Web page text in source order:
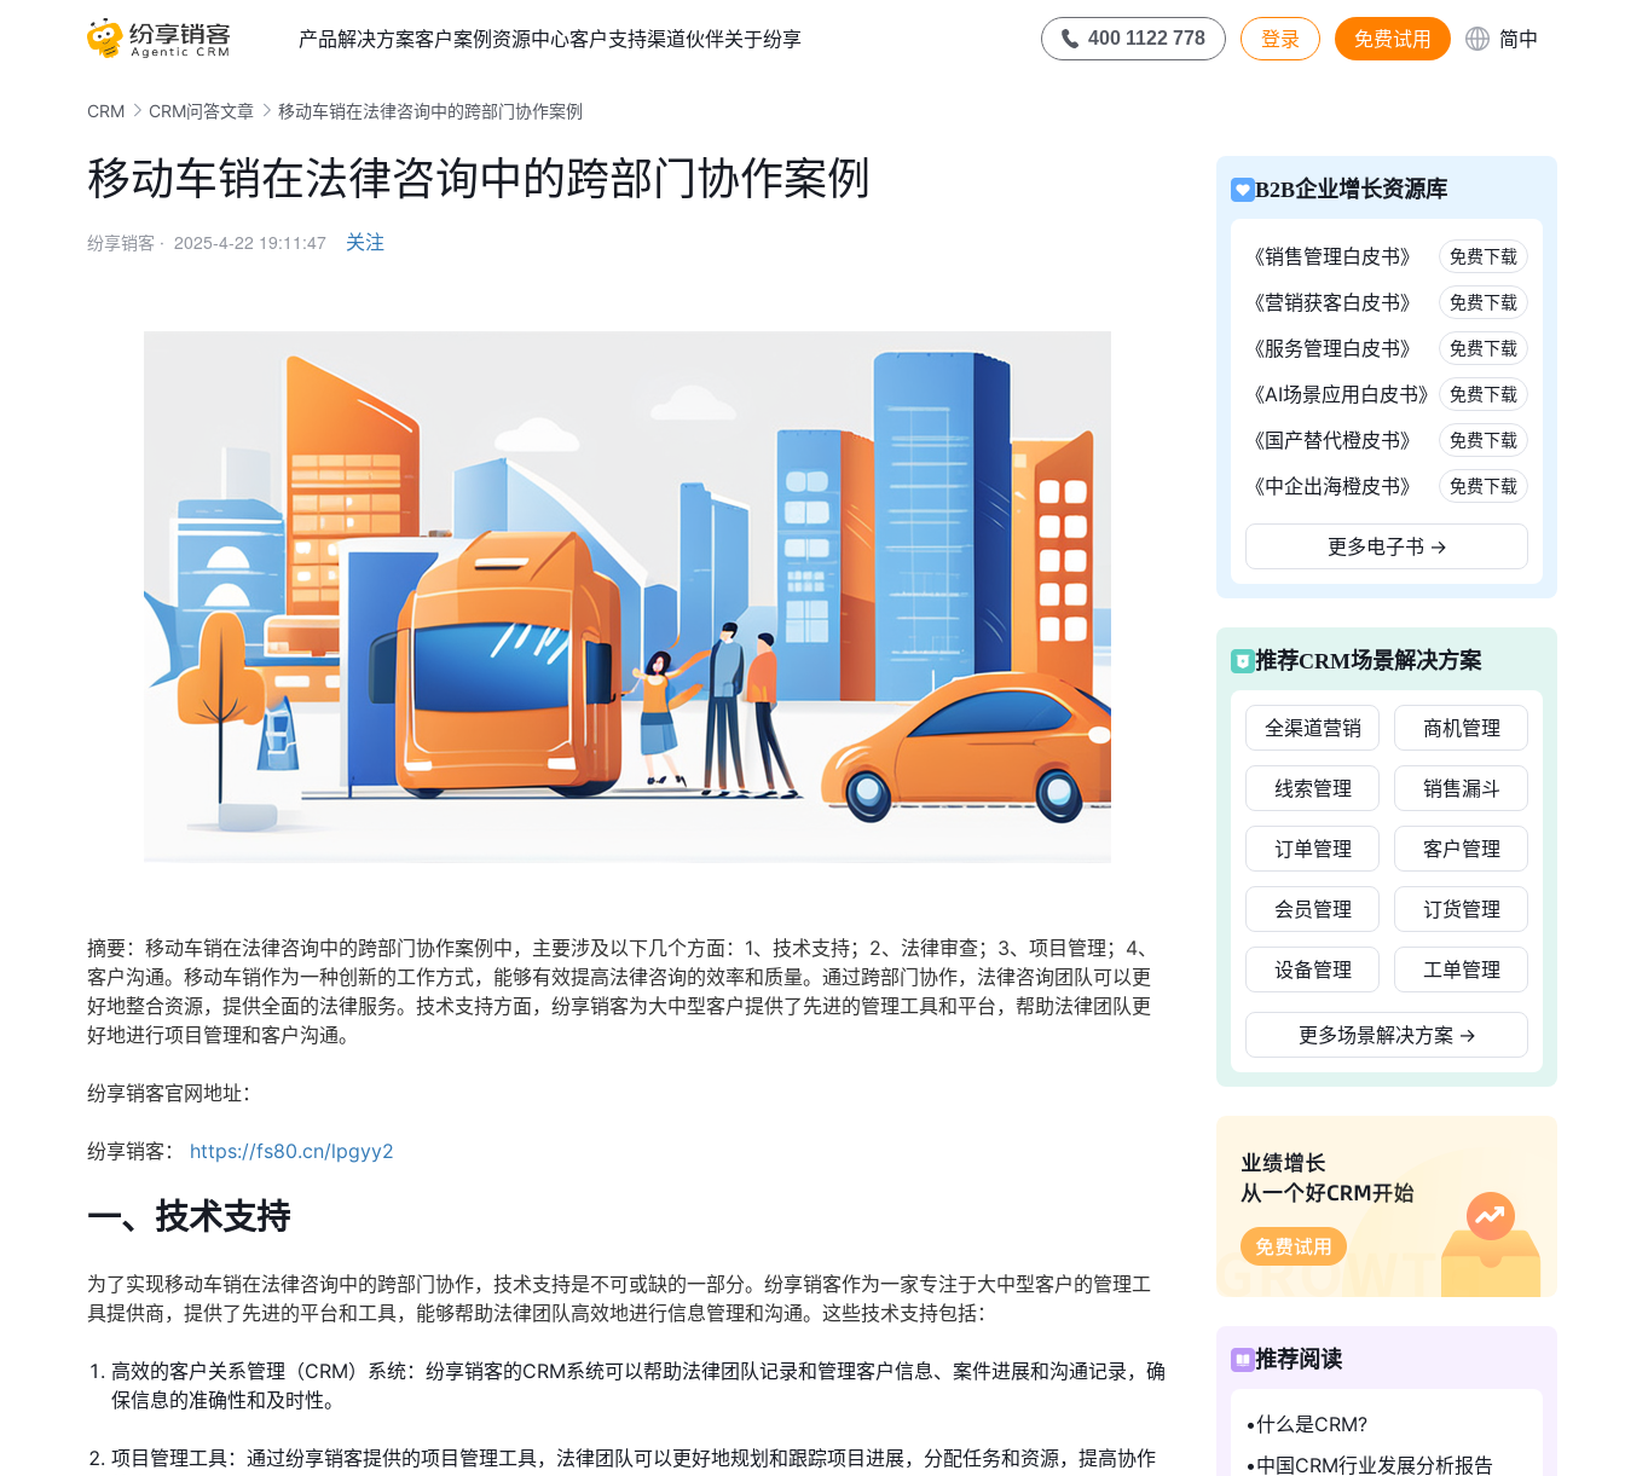
产品解决方案客户案例资源中心客户支持渠道伙伴关于纷享 400 1122 778 登录 免费试用 简中
CRM CRM问答文章 移动车销在法律咨询中的跨部门协作案例
移动车销在法律咨询中的跨部门协作案例
纷享销客 · 2025-4-22 19:11:47 关注
摘要：移动车销在法律咨询中的跨部门协作案例中，主要涉及以下几个方面：1、技术支持；2、法律审查；3、项目管理；4、
客户沟通。移动车销作为一种创新的工作方式，能够有效提高法律咨询的效率和质量。通过跨部门协作，法律咨询团队可以更
好地整合资源，提供全面的法律服务。技术支持方面，纷享销客为大中型客户提供了先进的管理工具和平台，帮助法律团队更
好地进行项目管理和客户沟通。
纷享销客官网地址：
纷享销客： https://fs80.cn/lpgyy2
一、技术支持
为了实现移动车销在法律咨询中的跨部门协作，技术支持是不可或缺的一部分。纷享销客作为一家专注于大中型客户的管理工
具提供商，提供了先进的平台和工具，能够帮助法律团队高效地进行信息管理和沟通。这些技术支持包括：
高效的客户关系管理（CRM）系统：纷享销客的CRM系统可以帮助法律团队记录和管理客户信息、案件进展和沟通记录，确
保信息的准确性和及时性。
项目管理工具：通过纷享销客提供的项目管理工具，法律团队可以更好地规划和跟踪项目进展，分配任务和资源，提高协作
B2B企业增长资源库
《销售管理白皮书》 免费下载
《营销获客白皮书》 免费下载
《服务管理白皮书》 免费下载
《AI场景应用白皮书》 免费下载
《国产替代橙皮书》 免费下载
《中企出海橙皮书》 免费下载
更多电子书 →
推荐CRM场景解决方案
全渠道营销 商机管理
线索管理 销售漏斗
订单管理 客户管理
会员管理 订货管理
设备管理 工单管理
更多场景解决方案 →
推荐阅读
什么是CRM?
中国CRM行业发展分析报告